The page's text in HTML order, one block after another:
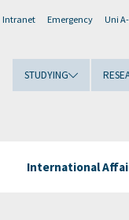
Intranet Emergency Uni
STUDYING
International